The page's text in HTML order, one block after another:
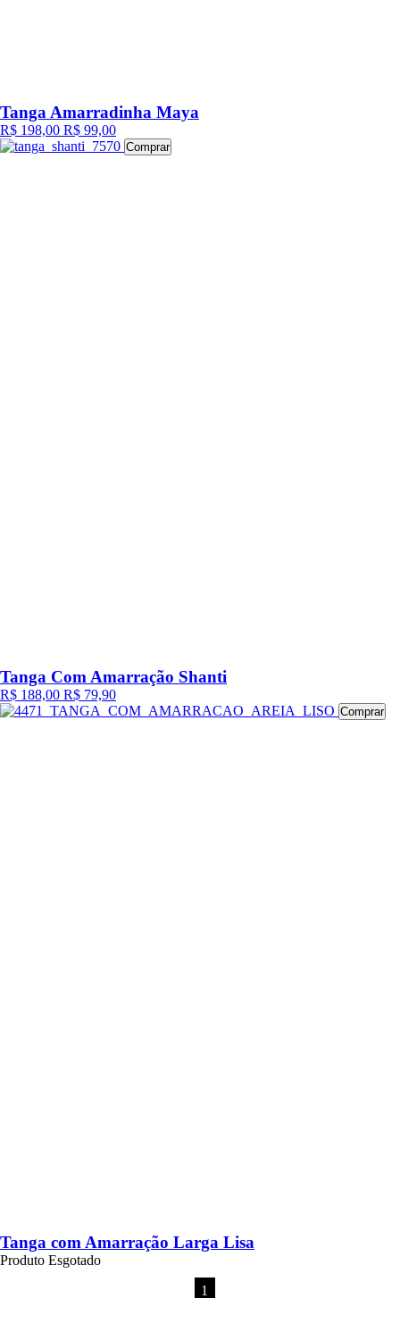
Tanga Amarradinha Maya
R$ 198,00 R$ 99,00
Comprar
Tanga Com Amarração Shanti
R$ 188,00 R$ 79,90
Comprar
Tanga com Amarração Larga Lisa
Produto Esgotado
1